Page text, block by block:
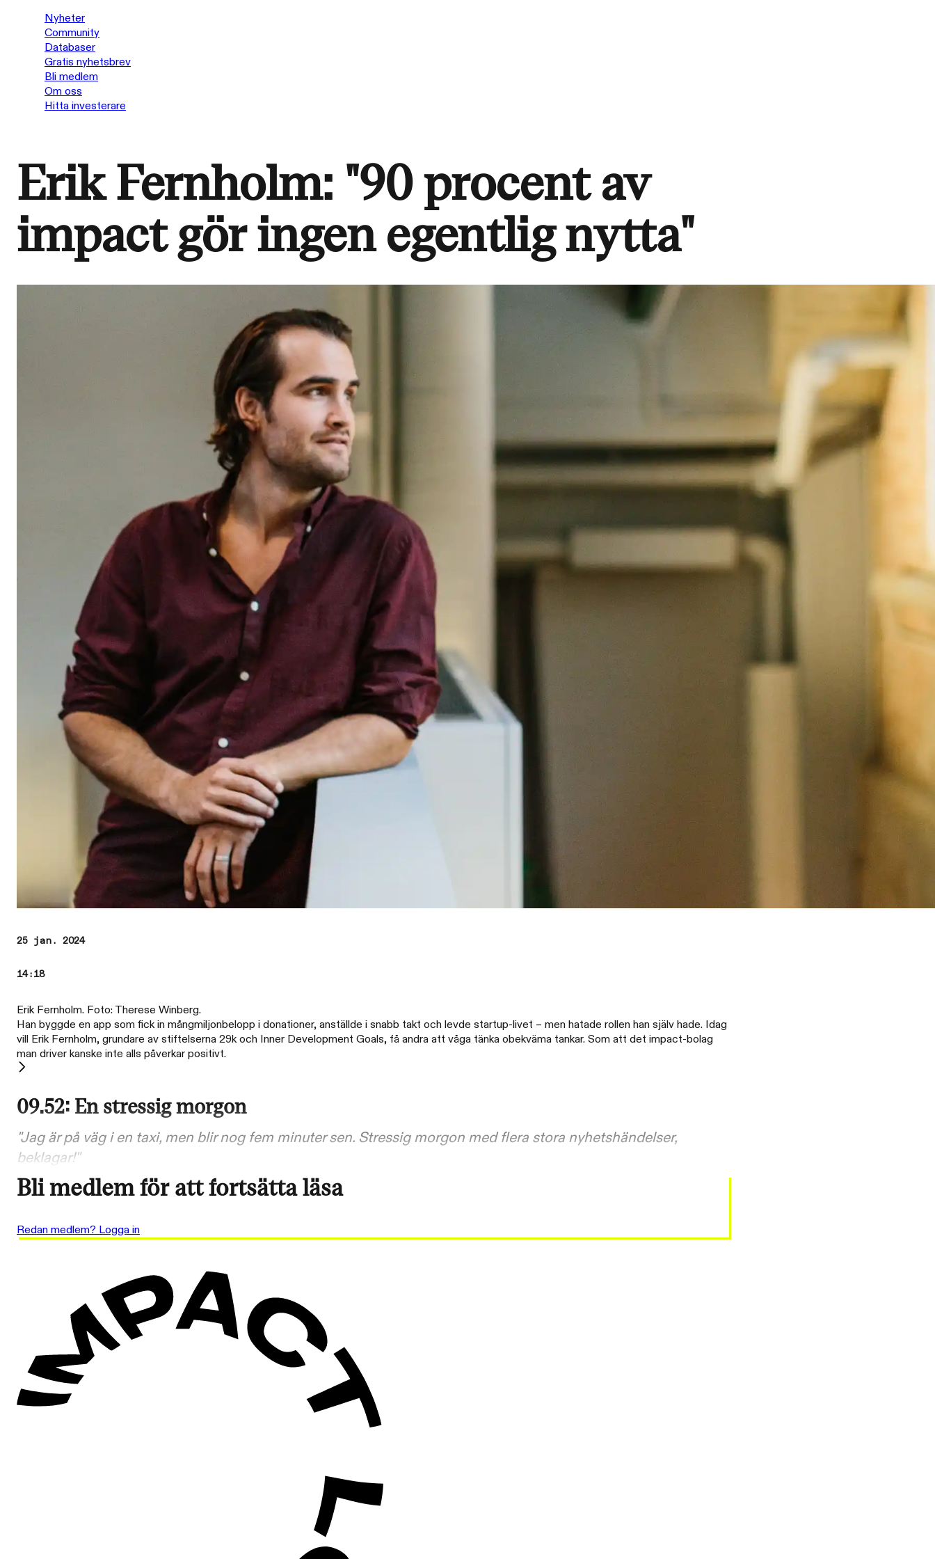
Nyheter
Community
Databaser
Gratis nyhetsbrev
Bli medlem
Om oss
Hitta investerare
Erik Fernholm: "90 procent av
impact gör ingen egentlig nytta"
25 jan. 2024
14:18
Erik Fernholm. Foto: Therese Winberg.
Han byggde en app som fick in mångmiljonbelopp i donationer, anställde i snabb takt och levde startup-livet – men hatade rollen han själv hade. Idag
vill Erik Fernholm, grundare av stiftelserna 29k och Inner Development Goals, få andra att våga tänka obekväma tankar. Som att det impact-bolag
man driver kanske inte alls påverkar positivt.
09.52: En stressig morgon
"Jag är på väg i en taxi, men blir nog fem minuter sen. Stressig morgon med flera stora nyhetshändelser,
beklagar!"
Bli medlem för att fortsätta läsa
Redan medlem? Logga in